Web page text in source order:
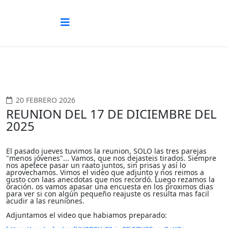
20 FEBRERO 2026
REUNION DEL 17 DE DICIEMBRE DEL
2025
El pasado jueves tuvimos la reunion, SOLO las tres parejas
"menos jóvenes"... Vamos, que nos dejasteis tirados. Siempre
nos apetece pasar un raato juntos, sin prisas y así lo
aprovechamos. Vimos el video que adjunto y nos reimos a
gusto con laas anecdotas que nos recordó. Luego rezamos la
oración. os vamos apasar una encuesta en los proximos dias
para ver si con algún pequeño reajuste os resulta mas facil
acudir a las reuniones.
Adjuntamos el video que habiamos preparado: